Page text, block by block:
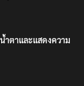
ำตาและแสดงความ